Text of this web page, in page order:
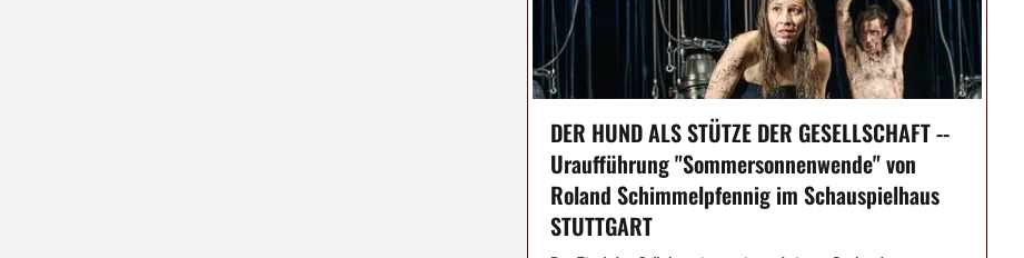
DER HUND ALS STÜTZE DER GESELLSCHAFT --
Uraufführung "Sommersonnenwende" von
Roland Schimmelpfennig im Schauspielhaus
STUTTGART